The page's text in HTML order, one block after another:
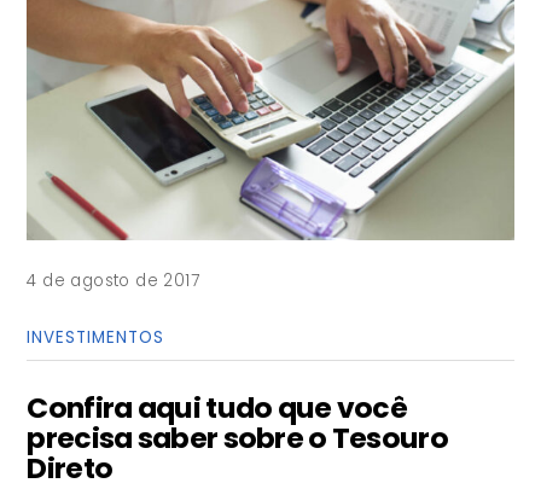
4 de agosto de 2017
INVESTIMENTOS
Confira aqui tudo que você
precisa saber sobre o Tesouro
Direto